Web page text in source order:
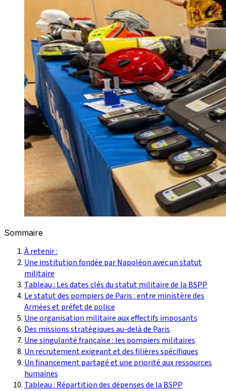
Sommaire
À retenir :
Une institution fondée par Napoléon avec un statut
militaire
Tableau : Les dates clés du statut militaire de la BSPP
Le statut des pompiers de Paris : entre ministère des
Armées et préfet de police
Une organisation militaire aux effectifs imposants
Des missions stratégiques au-delà de Paris
Une singularité française : les pompiers militaires
Un recrutement exigeant et des filières spécifiques
Un financement partagé et une priorité aux ressources
humaines
Tableau : Répartition des dépenses de la BSPP